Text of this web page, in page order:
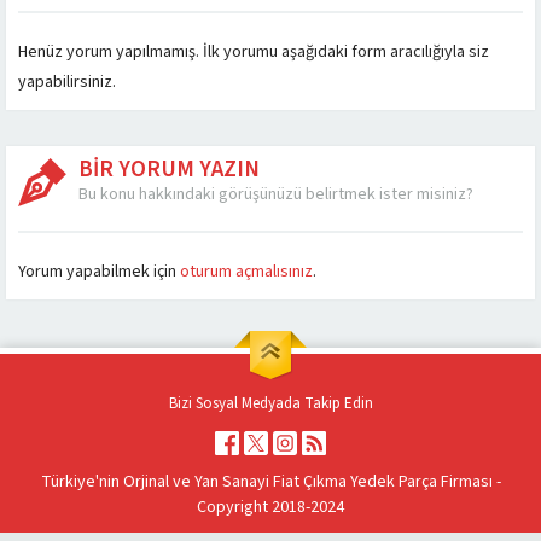
Henüz yorum yapılmamış. İlk yorumu aşağıdaki form aracılığıyla siz
yapabilirsiniz.
BİR YORUM YAZIN
Bu konu hakkındaki görüşünüzü belirtmek ister misiniz?
Yorum yapabilmek için oturum açmalısınız.
Bizi Sosyal Medyada Takip Edin
Türkiye'nin Orjinal ve Yan Sanayi Fiat Çıkma Yedek Parça Firması -
Copyright 2018-2024